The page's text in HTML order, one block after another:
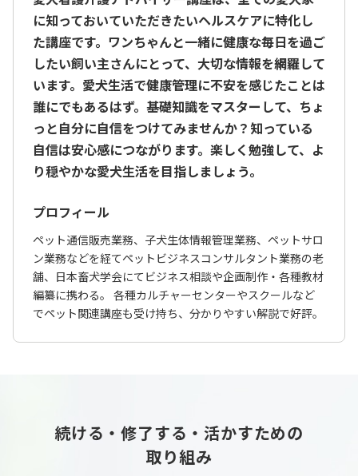
に知っておいていただきたいヘルスケアに特化し
た講座です。ワンちゃんと一緒に健康な毎日を過ご
したい飼い主さんにとって、大切な情報を網羅して
います。愛犬生活で健康管理に不安を感じたことは
誰にでもあるはず。基礎知識をマスターして、ちょ
っと自分に自信をつけてみませんか？知っている
自信は安心感につながります。楽しく勉強して、よ
り穏やかな愛犬生活を目指しましょう。
プロフィール
ペット通信販売業務、子犬生体情報管理業務、ペットサロ
ン業務などを経てペットビジネスコンサルタント業務の老
舗、日本畜犬学会にてビジネス相談や企画制作・各種教材
編纂に携わる。 各種カルチャーセンターやスクールなど
でペット関連講座も受け持ち、分かりやすい解説で好評。
続ける・修了する・活かすための
取り組み